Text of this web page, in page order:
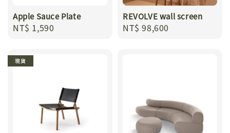
Apple Sauce Plate
Regular
NT$ 1,590
REVOLVE wall screen
Regular
NT$ 98,600
現貨